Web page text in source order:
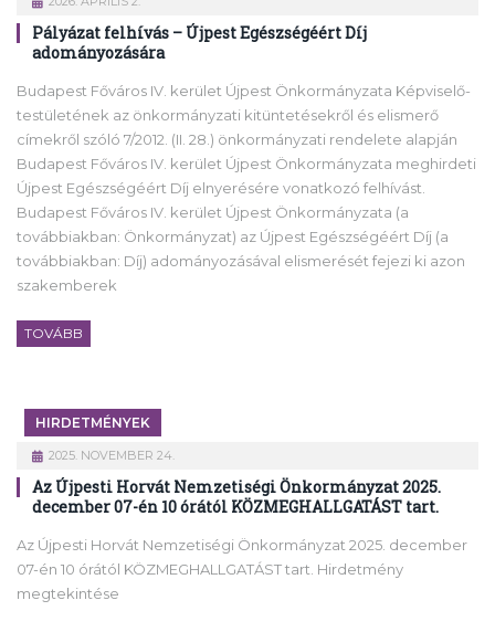
Pályázat felhívás – Újpest Egészségéért Díj
adományozására
Budapest Főváros IV. kerület Újpest Önkormányzata Képviselő-
testületének az önkormányzati kitüntetésekről és elismerő
címekről szóló 7/2012. (II. 28.) önkormányzati rendelete alapján
Budapest Főváros IV. kerület Újpest Önkormányzata meghirdeti
Újpest Egészségéért Díj elnyerésére vonatkozó felhívást.
Budapest Főváros IV. kerület Újpest Önkormányzata (a
továbbiakban: Önkormányzat) az Újpest Egészségéért Díj (a
továbbiakban: Díj) adományozásával elismerését fejezi ki azon
szakemberek
TOVÁBB
HIRDETMÉNYEK
2025. NOVEMBER 24.
Az Újpesti Horvát Nemzetiségi Önkormányzat 2025.
december 07-én 10 órától KÖZMEGHALLGATÁST tart.
Az Újpesti Horvát Nemzetiségi Önkormányzat 2025. december
07-én 10 órától KÖZMEGHALLGATÁST tart. Hirdetmény
megtekintése